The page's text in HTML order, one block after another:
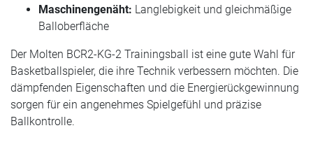
Maschinengenäht: Langlebigkeit und gleichmäßige
Balloberfläche
Der Molten BCR2-KG-2 Trainingsball ist eine gute Wahl für
Basketballspieler, die ihre Technik verbessern möchten. Die
dämpfenden Eigenschaften und die Energierückgewinnung
sorgen für ein angenehmes Spielgefühl und präzise
Ballkontrolle.